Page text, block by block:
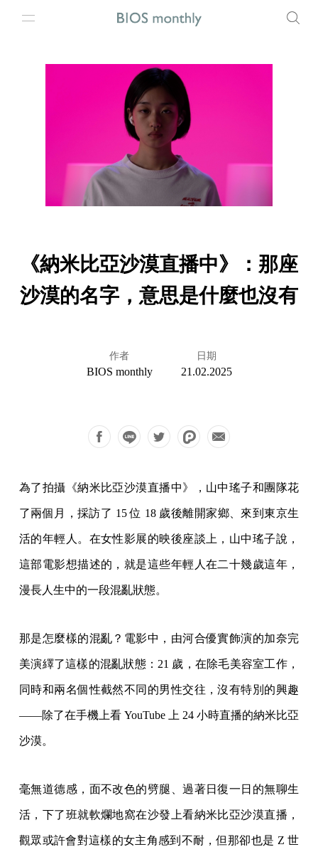
《納米比亞沙漠直播中》：那座
沙漠的名字，意思是什麼也沒有
作者
BIOS monthly
日期
21.02.2025
為了拍攝《納米比亞沙漠直播中》，山中瑤子和團隊花
了兩個月，採訪了 15 位 18 歲後離開家鄉、來到東京生
活的年輕人。在女性影展的映後座談上，山中瑤子說，
這部電影想描述的，就是這些年輕人在二十幾歲這年，
漫長人生中的一段混亂狀態。
那是怎麼樣的混亂？電影中，由河合優實飾演的加奈完
美演繹了這樣的混亂狀態：21 歲，在除毛美容室工作，
同時和兩名個性截然不同的男性交往，沒有特別的興趣
——除了在手機上看 YouTube 上 24 小時直播的納米比亞
沙漠。
毫無道德感，面不改色的劈腿、過著日復一日的無聊生
活，下了班就軟爛地窩在沙發上看納米比亞沙漠直播，
觀眾或許會對這樣的女主角感到不耐，但那卻也是 Z 世